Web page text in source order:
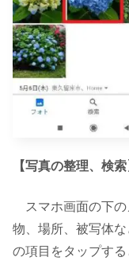
【写真の整理、検索
スマホ画面の下
物、場所、被写体
の項目をタップす